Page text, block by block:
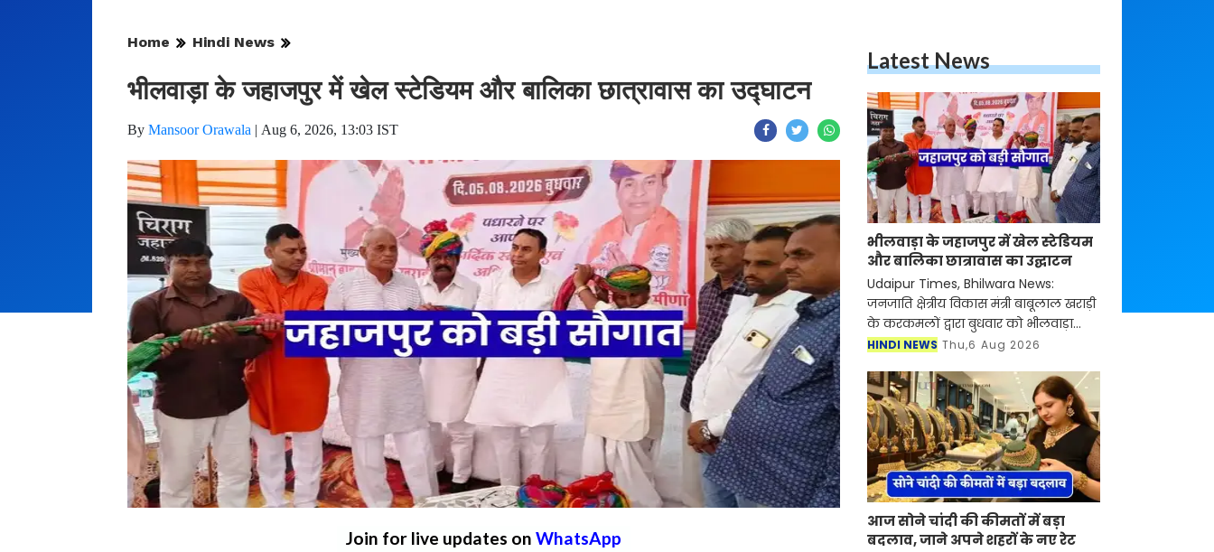
Home Hindi News
भीलवाड़ा के जहाजपुर में खेल स्टेडियम और बालिका छात्रावास का उद्घाटन
By Mansoor Orawala | Aug 6, 2026, 13:03 IST
Join for live updates on WhatsApp
Latest News
भीलवाड़ा के जहाजपुर में खेल स्टेडियम
और बालिका छात्रावास का उद्घाटन
Udaipur Times, Bhilwara News:
जनजाति क्षेत्रीय विकास मंत्री बाबूलाल खराड़ी
के करकमलों द्वारा बुधवार को भीलवाड़ा
जिले के जहाजपुर में विभिन्न विकास कार्यों
इस अवसर पर
HINDI NEWS Thu,6 Aug 2026
आज सोने चांदी की कीमतों में बड़ा
बदलाव, जाने अपने शहरों के नए रेट